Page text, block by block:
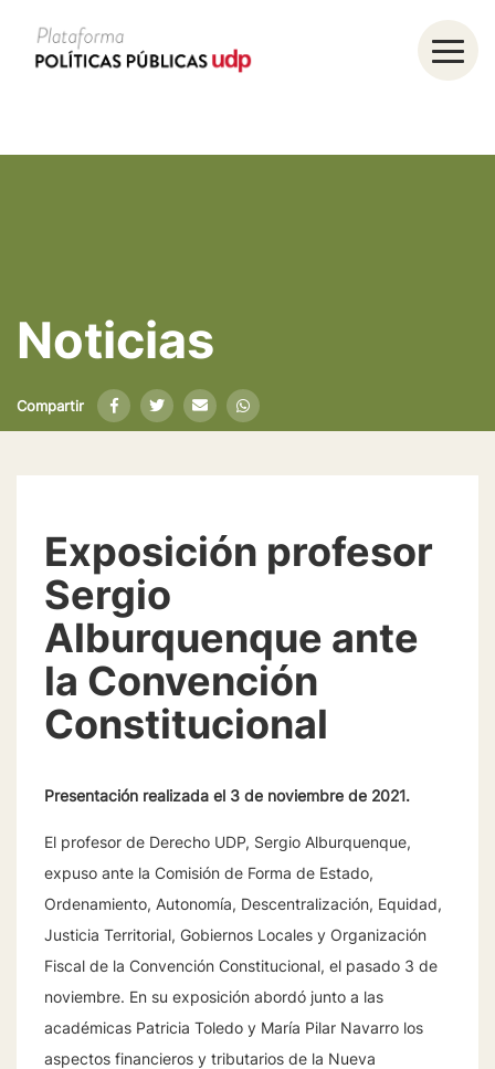
Noticias
Compartir
Exposición profesor
Sergio
Alburquenque ante
la Convención
Constitucional
Presentación realizada el 3 de noviembre de 2021.
El profesor de Derecho UDP, Sergio Alburquenque,
expuso ante la Comisión de Forma de Estado,
Ordenamiento, Autonomía, Descentralización, Equidad,
Justicia Territorial, Gobiernos Locales y Organización
Fiscal de la Convención Constitucional, el pasado 3 de
noviembre. En su exposición abordó junto a las
académicas Patricia Toledo y María Pilar Navarro los
aspectos financieros y tributarios de la Nueva